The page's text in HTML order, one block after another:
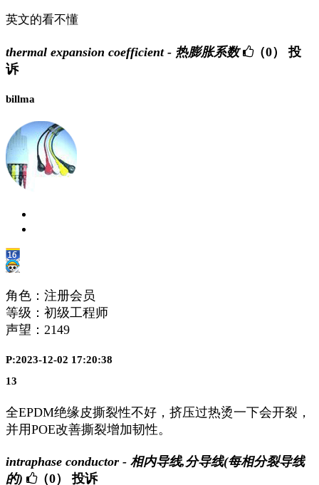
英文的看不懂
thermal expansion coefficient - 热膨胀系数 （0）
投
诉
billma
角色：注册会员
等级：初级工程师
声望： 2149
P:2023-12-02 17:20:38
13
全EPDM绝缘皮撕裂性不好，挤压过热烫一下会开裂，
并用POE改善撕裂增加韧性。
intraphase conductor - 相内导线,分导线(每相分裂导线
的)
（0） 投诉